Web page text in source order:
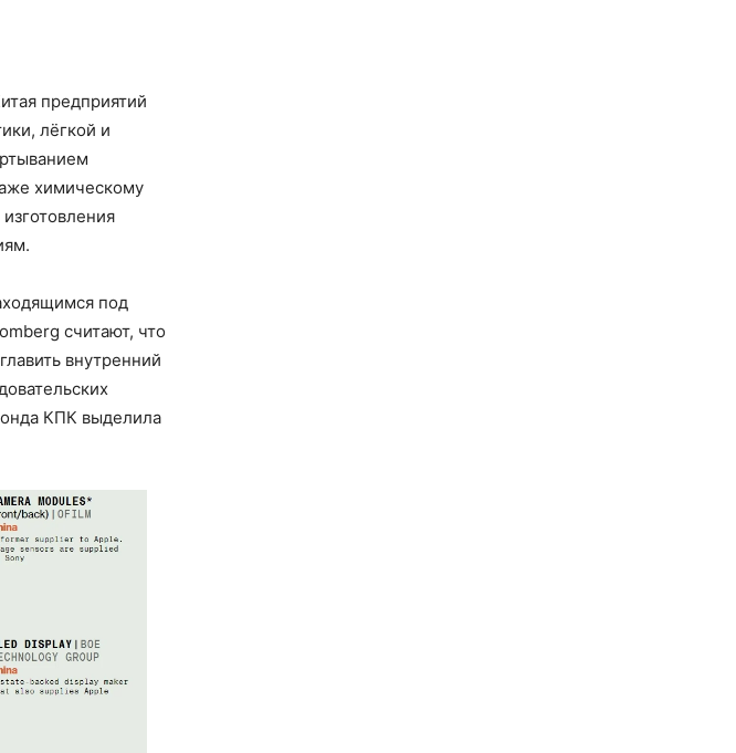
предприятий
лёгкой и
химическому
под
считают, что
внутренний
КПК выделила